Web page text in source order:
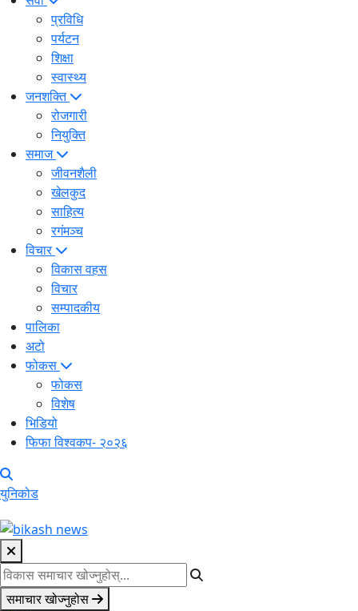
प्रविधि
पर्यटन
शिक्षा
स्वास्थ्य
जनशक्ति
रोजगारी
नियुक्ति
समाज
जीवनशैली
खेलकुद
साहित्य
रगंमञ्च
विचार
विकास वहस
विचार
सम्पादकीय
पालिका
अटो
फोकस
फोकस
विशेष
भिडियो
फिफा विश्वकप- २०२६
युनिकोड
समाचार खोज्नुहोस